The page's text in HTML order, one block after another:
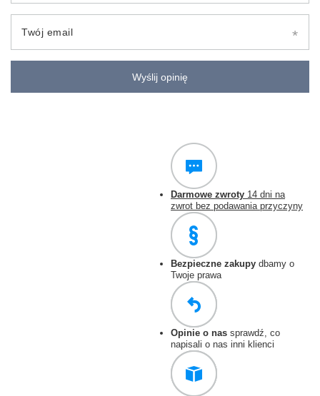
Twój email
Wyślij opinię
Darmowe zwroty 14 dni na
zwrot bez podawania przyczyny
Bezpieczne zakupy dbamy o
Twoje prawa
Opinie o nas sprawdź, co
napisali o nas inni klienci